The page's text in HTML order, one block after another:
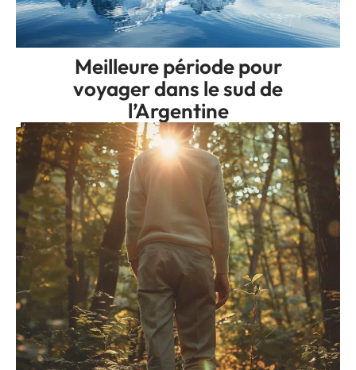
Meilleure période pour
voyager dans le sud de
l’Argentine